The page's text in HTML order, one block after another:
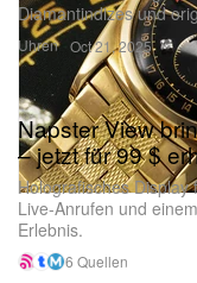
Uhren
Diamantindizes und
Oct 21, 2025
Napster View
– jetzt für 99 $
Holografisches
Live-Anrufen und
Erlebnis.
6 Quellen